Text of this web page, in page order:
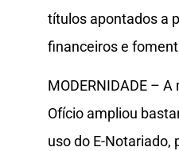
títulos apontados a
financeiros e
MODERNIDADE –
Ofício ampliou
uso do E-